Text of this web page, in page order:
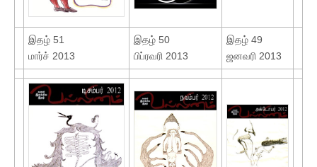
இதழ் 51
மார்ச் 2013
இதழ் 50
பிப்ரவரி 2013
இதழ் 49
ஜனவரி 2013